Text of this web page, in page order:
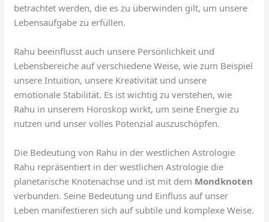
betrachtet werden, die es zu überwinden gilt, um unsere
Lebensaufgabe zu erfüllen.
Rahu beeinflusst auch unsere Persönlichkeit und
Lebensbereiche auf verschiedene Weise, wie zum Beispiel
unsere Intuition, unsere Kreativität und unsere
emotionale Stabilität. Es ist wichtig zu verstehen, wie
Rahu in unserem Horoskop wirkt, um seine Energie zu
nutzen und unser volles Potenzial auszuschöpfen.
Die Bedeutung von Rahu in der westlichen Astrologie
Rahu repräsentiert in der westlichen Astrologie die
planetarische Knotenachse und ist mit dem Mondknoten
verbunden. Seine Bedeutung und Einfluss auf unser
Leben manifestieren sich auf subtile und komplexe Weise.